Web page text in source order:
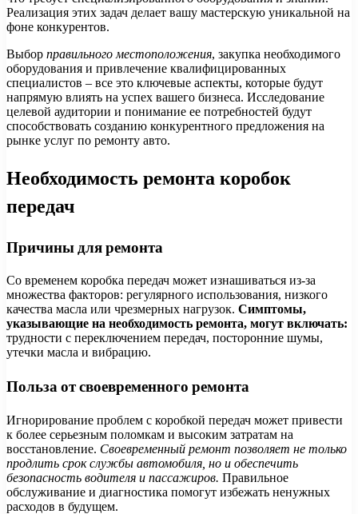
Реализация этих задач делает вашу мастерскую уникальной на
фоне конкурентов.
Выбор правильного местоположения, закупка необходимого
оборудования и привлечение квалифицированных
специалистов – все это ключевые аспекты, которые будут
напрямую влиять на успех вашего бизнеса. Исследование
целевой аудитории и понимание ее потребностей будут
способствовать созданию конкурентного предложения на
рынке услуг по ремонту авто.
Необходимость ремонта коробок
передач
Причины для ремонта
Со временем коробка передач может изнашиваться из-за
множества факторов: регулярного использования, низкого
качества масла или чрезмерных нагрузок. Симптомы,
указывающие на необходимость ремонта, могут включать:
трудности с переключением передач, посторонние шумы,
утечки масла и вибрацию.
Польза от своевременного ремонта
Игнорирование проблем с коробкой передач может привести
к более серьезным поломкам и высоким затратам на
восстановление. Своевременный ремонт позволяет не только
продлить срок службы автомобиля, но и обеспечить
безопасность водителя и пассажиров. Правильное
обслуживание и диагностика помогут избежать ненужных
расходов в будущем.